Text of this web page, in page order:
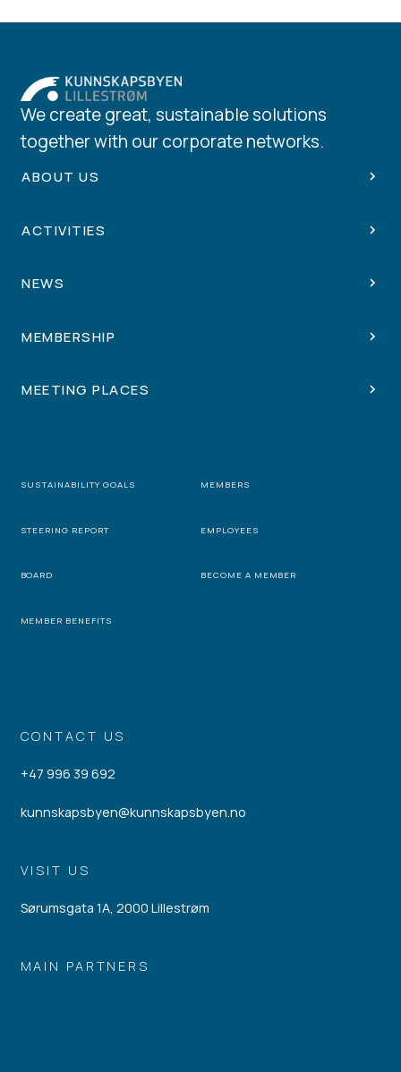
CONTACT US
+47 996 39 692
kunnskapsbyen@kunnskapsbyen.no
VISIT US
Sørumsgata 1A, 2000 Lillestrøm
MAIN PARTNERS
We create great, sustainable solutions
together with our corporate networks.
ABOUT US
ACTIVITIES
NEWS
MEMBERSHIP
MEETING PLACES
SUSTAINABILITY GOALS MEMBERS
STEERING REPORT EMPLOYEES
BOARD BECOME A MEMBER
MEMBER BENEFITS